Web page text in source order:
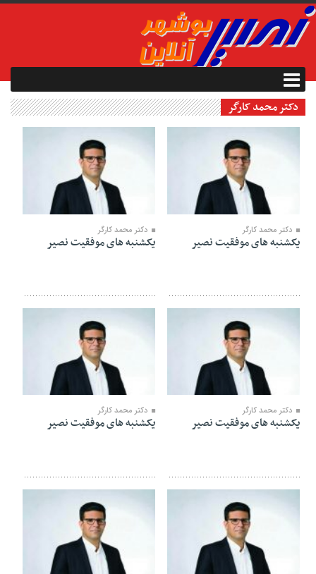
دکتر محمد کارگر
دکتر محمد کارگر
یکشنبه های موفقیت نصیر
دکتر محمد کارگر
یکشنبه های موفقیت نصیر
دکتر محمد کارگر
یکشنبه های موفقیت نصیر
دکتر محمد کارگر
یکشنبه های موفقیت نصیر